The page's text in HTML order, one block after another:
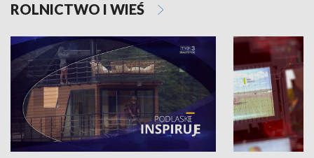
ROLNICTWO I WIEŚ